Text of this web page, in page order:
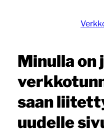
Minulla on
saan
uudelle